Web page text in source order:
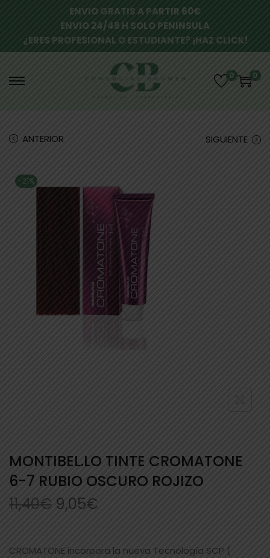
ENVIO GRATIS A PARTIR 60€
ENVIO 24/48 H SOLO PENINSULA
¿ERES PROFESIONAL O ESTUDIANTE? ¡HAZ CLICK!
0 0
ANTERIOR SIGUIENTE
-21%
MONTIBEL.LO TINTE CROMATONE
6-7 RUBIO OSCURO ROJIZO
11,40€ 9,05€
CROMATONE incorpora la nueva Tecnología SCP (